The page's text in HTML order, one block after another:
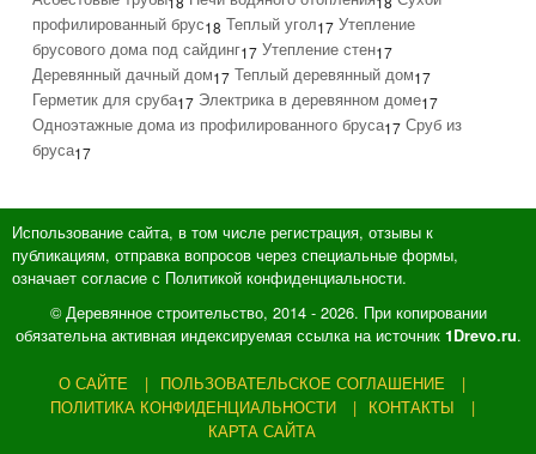
профилированный брус18 Теплый угол17 Утепление
брусового дома под сайдинг17 Утепление стен17
Деревянный дачный дом17 Теплый деревянный дом17
Герметик для сруба17 Электрика в деревянном доме17
Одноэтажные дома из профилированного бруса17 Сруб из
бруса17
Использование сайта, в том числе регистрация, отзывы к
публикациям, отправка вопросов через специальные формы,
означает согласие с Политикой конфиденциальности.
© Деревянное строительство, 2014 - 2026. При копировании
обязательна активная индексируемая ссылка на источник 1Drevo.ru.
О САЙТЕ
ПОЛЬЗОВАТЕЛЬСКОЕ СОГЛАШЕНИЕ
ПОЛИТИКА КОНФИДЕНЦИАЛЬНОСТИ
КОНТАКТЫ
КАРТА САЙТА